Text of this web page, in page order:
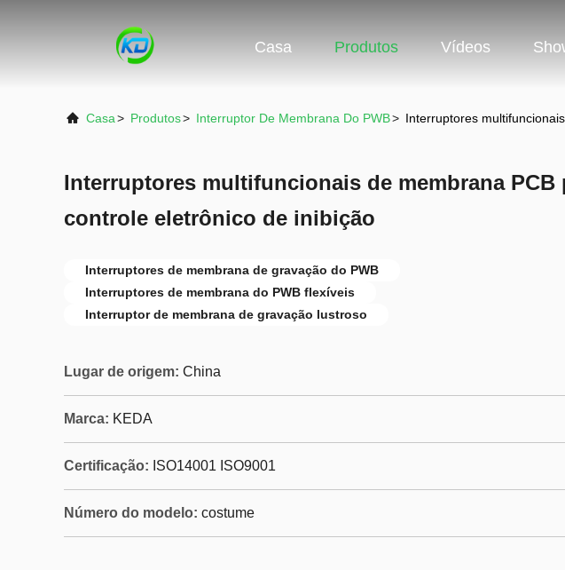
Casa Produtos Vídeos
Casa> Produtos> Interruptor De Membrana Do PWB> Interruptores
Interruptores multifuncionais de membrana PCB
controle eletrônico de inibição
Interruptores de membrana de gravação do PWB
Interruptores de membrana do PWB flexíveis
Interruptor de membrana de gravação lustroso
Lugar de origem: China
Marca: KEDA
Certificação: ISO14001 ISO9001
Número do modelo: costume